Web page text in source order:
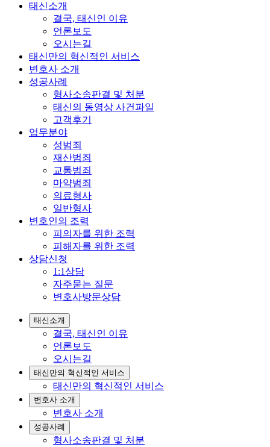
태신소개
결국, 태신인 이유
언론보도
오시는길
태신만의 혁신적인 서비스
변호사 소개
성공사례
형사소송판결 및 처분
태신의 동영상 사건파일
고객후기
업무분야
성범죄
재산범죄
교통범죄
마약범죄
의료형사
일반형사
변호인의 조력
피의자를 위한 조력
피해자를 위한 조력
상담신청
1:1상담
자주묻는 질문
변호사방문상담
태신소개
결국, 태신인 이유
언론보도
오시는길
태신만의 혁신적인 서비스
태신만의 혁신적인 서비스
변호사 소개
변호사 소개
성공사례
형사소송판결 및 처분